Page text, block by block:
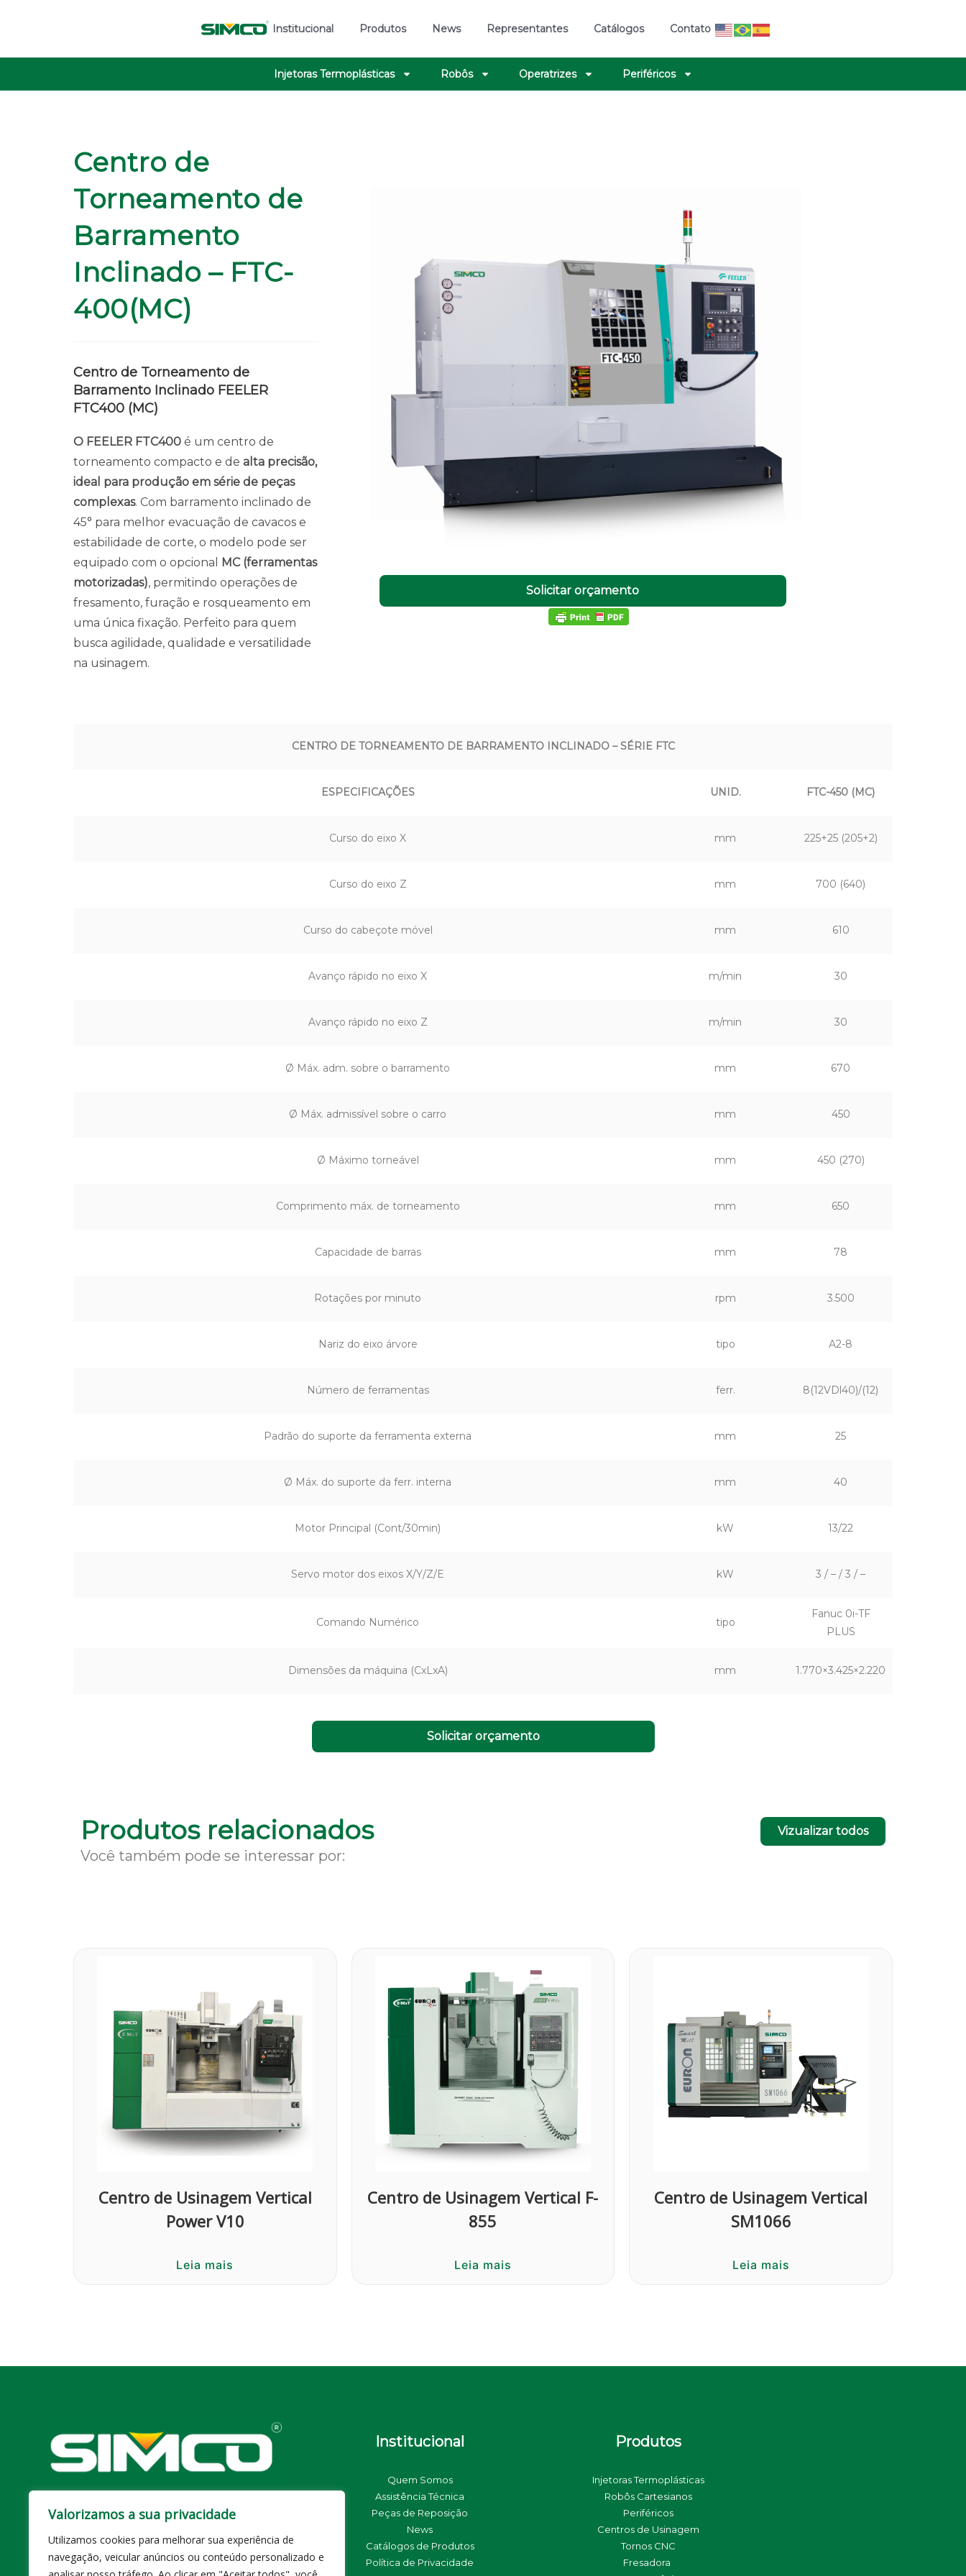
Valorizamos a sua privacidade
Utilizamos cookies para melhorar sua experiência de
navegação, veicular anúncios ou conteúdo personalizado e
Institucional Produtos News Representantes Catálogos Contato
Injetoras Termoplásticas Robôs Operatrizes Periféricos
Centro de
Torneamento de
Barramento
Inclinado – FTC-
400(MC)
Centro de Torneamento de
Barramento Inclinado FEELER
FTC400 (MC)
O FEELER FTC400 é um centro de
torneamento compacto e de alta precisão,
ideal para produção em série de peças
complexas. Com barramento inclinado de
45° para melhor evacuação de cavacos e
estabilidade de corte, o modelo pode ser
equipado com o opcional
MC (ferramentas
motorizadas), permitindo operações de
fresamento, furação e rosqueamento em
uma única fixação. Perfeito para quem
busca agilidade, qualidade e versatilidade
na usinagem.
Solicitar orçamento
CENTRO DE TORNEAMENTO DE BARRAMENTO INCLINADO – SÉRIE FTC
ESPECIFICAÇÕES UNID. FTC-450 (MC)
Curso do eixo X mm 225+25 (205+2)
Curso do eixo Z mm 700 (640)
Curso do cabeçote móvel mm 610
Avanço rápido no eixo X m/min 30
Avanço rápido no eixo Z m/min 30
Ø Máx. adm. sobre o barramento mm 670
Ø Máx. admissível sobre o carro mm 450
Ø Máximo torneável mm 450 (270)
Comprimento máx. de torneamento mm 650
Capacidade de barras mm 78
Rotações por minuto rpm 3.500
Nariz do eixo árvore tipo A2-8
Número de ferramentas ferr. 8(12VDl40)/(12)
Padrão do suporte da ferramenta externa mm 25
Ø Máx. do suporte da ferr. interna mm 40
Motor Principal (Cont/30min) kW 13/22
Servo motor dos eixos X/Y/Z/E kW 3 / – / 3 / –
Comando Numérico tipo
Fanuc 0i-TF
PLUS
Dimensões da máquina (CxLxA) mm 1.770×3.425×2.220
Solicitar orçamento
Produtos relacionados
Você também pode se interessar por:
Vizualizar todos
Centro de Usinagem Vertical
Power V10
Leia mais
Centro de Usinagem Vertical F-
855
Leia mais
Centro de Usinagem Vertical
SM1066
Leia mais
Jardim São José | Campinas/SP – CEP: 13051-145
Telefone / Whatsapp: (19) 3727-2800 | (19)99103-
3935
Institucional
Quem Somos
Assistência Técnica
Peças de Reposição
News
Catálogos de Produtos
Política de Privacidade
Produtos
Injetoras Termoplásticas
Robôs Cartesianos
Periféricos
Centros de Usinagem
Tornos CNC
Fresadora